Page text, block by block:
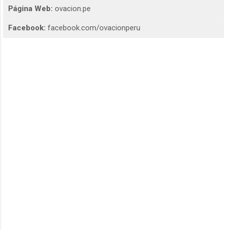
Página Web: ovacion.pe
Facebook: facebook.com/ovacionperu